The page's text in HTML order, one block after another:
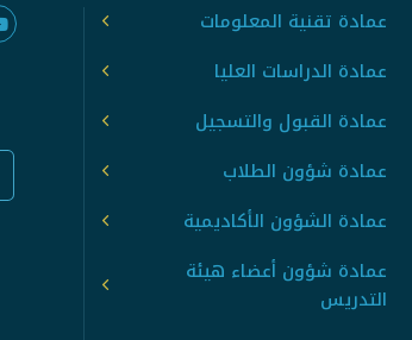
عمادة تقنية المعلومات
عمادة الدراسات العليا
عمادة القبول والتسجيل
عمادة شؤون الطلاب
عمادة الشؤون الأكاديمية
عمادة شؤون أعضاء هيئة
التدريس